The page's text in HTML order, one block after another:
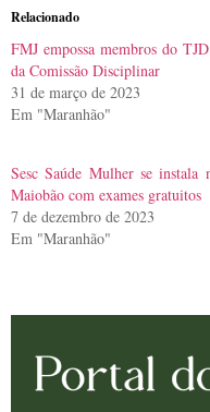
Relacionado
FMJ empossa membros do
da Comissão Disciplinar
31 de março de 2023
Em "Maranhão"
Sesc Saúde Mulher se instala
Maiobão com exames gratuitos
7 de dezembro de 2023
Em "Maranhão"